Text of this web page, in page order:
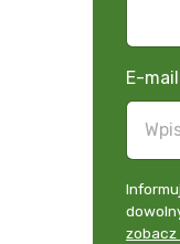
E-mail
o
zobacz